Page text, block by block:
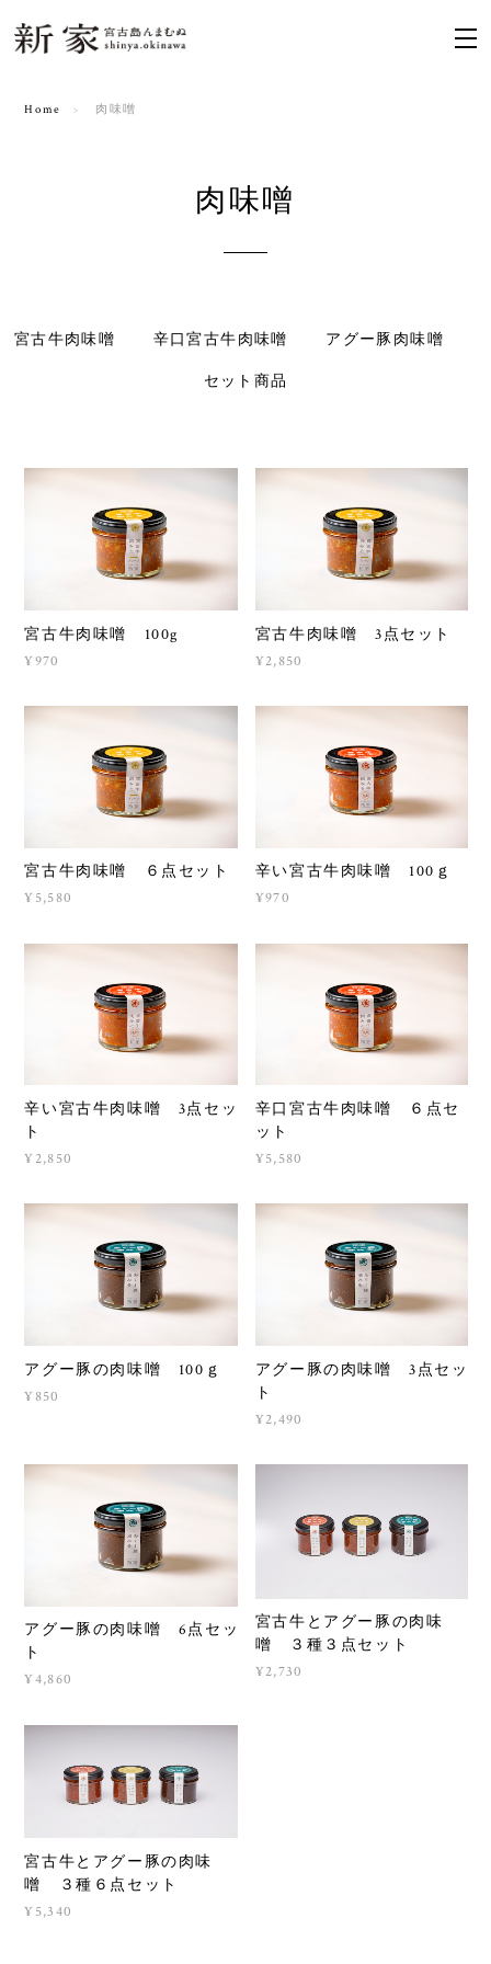
Home 肉味噌
肉味噌
宮古牛肉味噌 辛口宮古牛肉味噌 アグー豚肉味噌
セット商品
宮古牛肉味噌 100g
¥970
宮古牛肉味噌 3点セット
¥2,850
宮古牛肉味噌 ６点セット
¥5,580
辛い宮古牛肉味噌 100ｇ
¥970
辛い宮古牛肉味噌 3点セッ
ト
¥2,850
辛口宮古牛肉味噌 ６点セ
ット
¥5,580
アグー豚の肉味噌 100ｇ
¥850
アグー豚の肉味噌 3点セッ
ト
¥2,490
アグー豚の肉味噌 6点セッ
ト
¥4,860
宮古牛とアグー豚の肉味
噌 ３種３点セット
¥2,730
宮古牛とアグー豚の肉味
噌 ３種６点セット
¥5,340